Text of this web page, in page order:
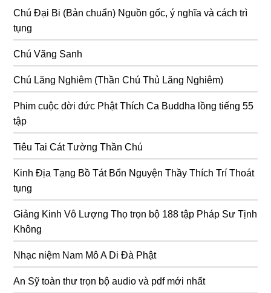
Chú Đại Bi (Bản chuẩn) Nguồn gốc, ý nghĩa và cách trì
tụng
Chú Vãng Sanh
Chú Lăng Nghiêm (Thần Chú Thủ Lăng Nghiêm)
Phim cuộc đời đức Phật Thích Ca Buddha lồng tiếng 55
tập
Tiêu Tai Cát Tường Thần Chú
Kinh Địa Tạng Bồ Tát Bổn Nguyện Thầy Thích Trí Thoát
tụng
Giảng Kinh Vô Lượng Thọ trọn bộ 188 tập Pháp Sư Tịnh
Không
Nhạc niệm Nam Mô A Di Đà Phật
An Sỹ toàn thư trọn bộ audio và pdf mới nhất